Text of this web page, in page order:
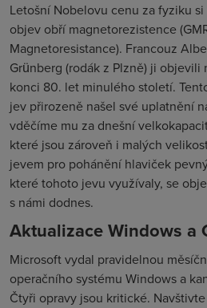
Letošní Nobelovu cenu za fyziku
objev obří magnetorezistence
Magnetoresistance). Francouz
Grünberg (rodák z Plzně) ji objevili
konci 80. let minulého století.
jev přirozeně našel své uplatnění
vděčíme mu za dnešní
které jsou zároveň i malých
jevem pro pohánění hlaviček
které tohoto jevu využívaly, se
s námi dodnes.
Aktualizace Windows a
Microsoft vydal pravidelnou
operačního systému Windows a
Čtyři opravy jsou kritické.